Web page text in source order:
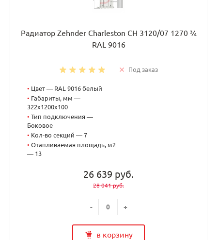
Радиатор Zehnder Charleston CH 3120/07 1270 ¾
RAL 9016
Под заказ
• Цвет — RAL 9016 белый
• Габариты, мм —
322x1200x100
• Тип подключения —
Боковое
• Кол-во секций — 7
• Отапливаемая площадь, м2
— 13
26 639 руб.
28 041 руб.
- +
в корзину